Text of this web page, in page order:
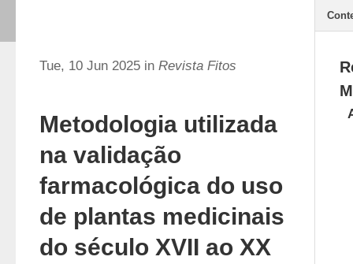
Tue, 10 Jun 2025 in Revista Fitos
Metodologia utilizada
na validação
farmacológica do uso
de plantas medicinais
do século XVII ao XX